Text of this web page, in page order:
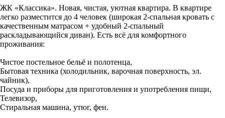
ЖК «Классика». Новая, чистая, уютная квартира. В квартире
легко разместится до 4 человек (широкая 2-спальная кровать с
качественным матрасом + удобный 2-спальный
раскладывающийся диван). Есть всё для комфортного
проживания:
Чистое постельное бельё и полотенца,
Бытовая техника (холодильник, варочная поверхность, эл.
чайник),
Посуда и приборы для приготовления и употребления пищи,
Телевизор,
Стиральная машина, утюг, фен.